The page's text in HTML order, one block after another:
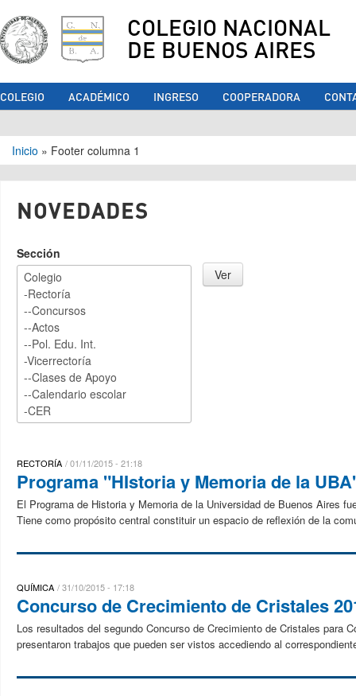
COLEGIO NACIONAL
DE BUENOS AIRES
COLEGIO ACADÉMICO INGRESO COOPERADORA
Se encuentra usted aquí
Inicio » Footer columna 1
NOVEDADES
Sección
RECTORÍA 01/11/2015 - 21:18
Programa "HIstoria y Memoria de la
El Programa de Historia y Memoria de la Universidad de Buenos Aires
Tiene como propósito central constituir un espacio de reflexión de la
QUÍMICA 31/10/2015 - 17:18
Concurso de Crecimiento de Cristales
Los resultados del segundo Concurso de Crecimiento de Cristales para
presentaron trabajos que pueden ser vistos accediendo al